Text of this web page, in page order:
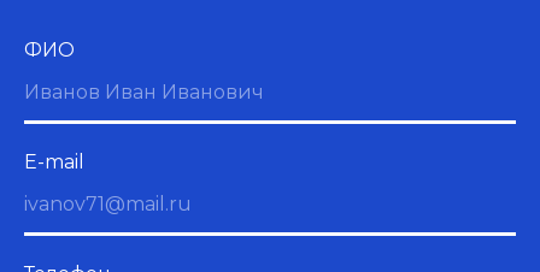
ФИО
E-mail